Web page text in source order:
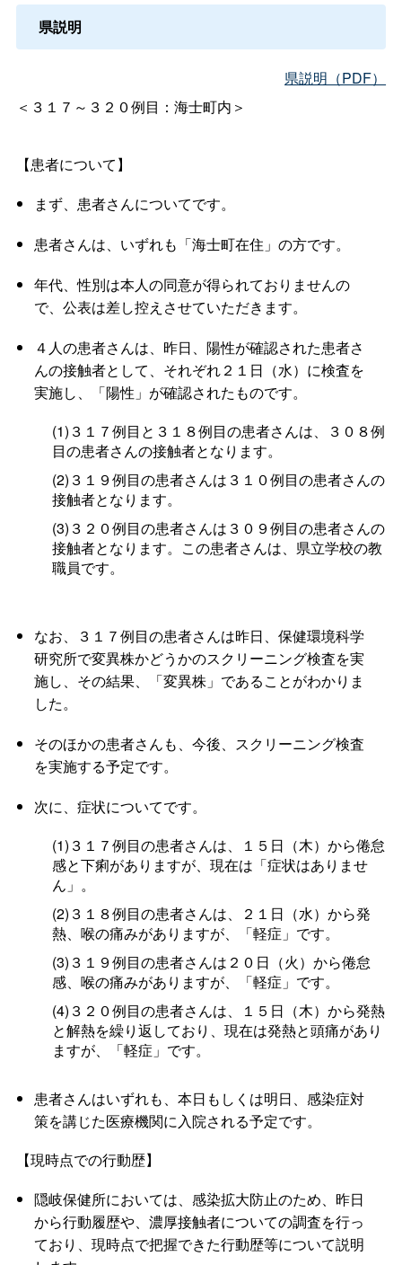
県説明
県説明（PDF）
＜３１７～３２０例目：海士町内＞
【患者について】
まず、患者さんについてです。
患者さんは、いずれも「海士町在住」の方です。
年代、性別は本人の同意が得られておりませんの
で、公表は差し控えさせていただきます。
４人の患者さんは、昨日、陽性が確認された患者さ
んの接触者として、それぞれ２１日（水）に検査を
実施し、「陽性」が確認されたものです。
(1)３１７例目と３１８例目の患者さんは、３０８例
目の患者さんの接触者となります。
(2)３１９例目の患者さんは３１０例目の患者さんの
接触者となります。
(3)３２０例目の患者さんは３０９例目の患者さんの
接触者となります。この患者さんは、県立学校の教
職員です。
なお、３１７例目の患者さんは昨日、保健環境科学
研究所で変異株かどうかのスクリーニング検査を実
施し、その結果、「変異株」であることがわかりま
した。
そのほかの患者さんも、今後、スクリーニング検査
を実施する予定です。
次に、症状についてです。
(1)３１７例目の患者さんは、１５日（木）から倦怠
感と下痢がありますが、現在は「症状はありませ
ん」。
(2)３１８例目の患者さんは、２１日（水）から発
熱、喉の痛みがありますが、「軽症」です。
(3)３１９例目の患者さんは２０日（火）から倦怠
感、喉の痛みがありますが、「軽症」です。
(4)３２０例目の患者さんは、１５日（木）から発熱
と解熱を繰り返しており、現在は発熱と頭痛があり
ますが、「軽症」です。
患者さんはいずれも、本日もしくは明日、感染症対
策を講じた医療機関に入院される予定です。
【現時点での行動歴】
隠岐保健所においては、感染拡大防止のため、昨日
から行動履歴や、濃厚接触者についての調査を行っ
ており、現時点で把握できた行動歴等について説明